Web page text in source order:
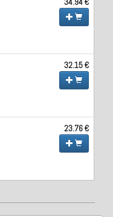
32.15 €
23.76 €